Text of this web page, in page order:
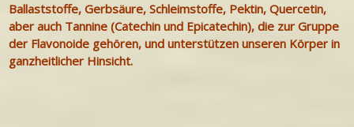
Ballaststoffe, Gerbsäure, Schleimstoffe, Pektin, Quercetin,
aber auch Tannine (Catechin und Epicatechin), die zur Gruppe
der Flavonoide gehören, und unterstützen unseren Körper in
ganzheitlicher Hinsicht.